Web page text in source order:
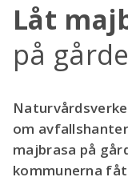
Låt
på
om
majbrasa på
kommunerna